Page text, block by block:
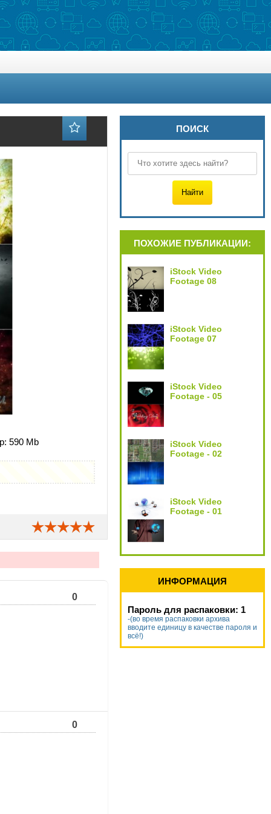
590 Mb
0
0
ПОИСК
ПОХОЖИЕ ПУБЛИКАЦИИ:
iStock Video
Footage 08
iStock Video
Footage 07
iStock Video
Footage - 05
iStock Video
Footage - 02
iStock Video
Footage - 01
ИНФОРМАЦИЯ
Пароль для распаковки: 1
-(во время распаковки архива
вводите единицу в качестве пароля и
всё!)